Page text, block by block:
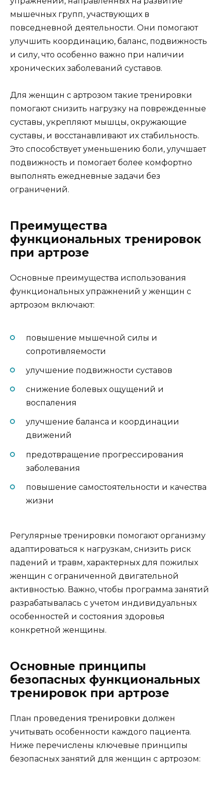
мышечных групп, участвующих в
повседневной деятельности. Они помогают
улучшить координацию, баланс, подвижность
и силу, что особенно важно при наличии
хронических заболеваний суставов.
Для женщин с артрозом такие тренировки
помогают снизить нагрузку на поврежденные
суставы, укрепляют мышцы, окружающие
суставы, и восстанавливают их стабильность.
Это способствует уменьшению боли, улучшает
подвижность и помогает более комфортно
выполнять ежедневные задачи без
ограничений.
Преимущества
функциональных тренировок
при артрозе
Основные преимущества использования
функциональных упражнений у женщин с
артрозом включают:
повышение мышечной силы и
сопротивляемости
улучшение подвижности суставов
снижение болевых ощущений и
воспаления
улучшение баланса и координации
движений
предотвращение прогрессирования
заболевания
повышение самостоятельности и качества
жизни
Регулярные тренировки помогают организму
адаптироваться к нагрузкам, снизить риск
падений и травм, характерных для пожилых
женщин с ограниченной двигательной
активностью. Важно, чтобы программа занятий
разрабатывалась с учетом индивидуальных
особенностей и состояния здоровья
конкретной женщины.
Основные принципы
безопасных функциональных
тренировок при артрозе
План проведения тренировки должен
учитывать особенности каждого пациента.
Ниже перечислены ключевые принципы
безопасных занятий для женщин с артрозом: